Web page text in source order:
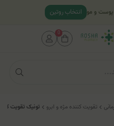
تقویت کننده مژه و ابرو تونيک تقویت
و مو انتخاب روتین
0